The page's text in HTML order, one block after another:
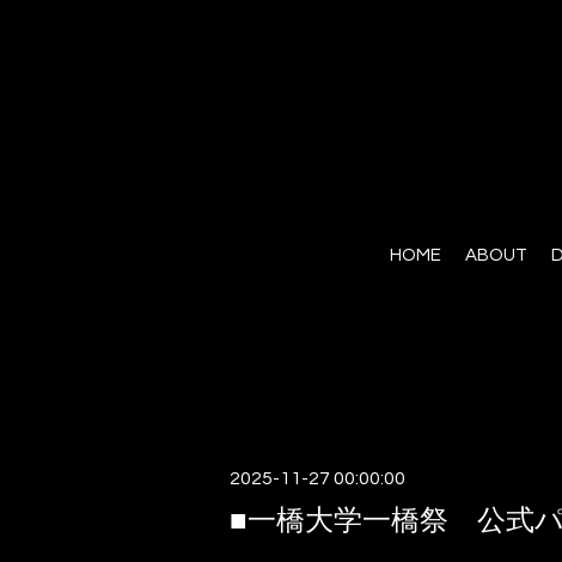
HOME ABOUT
2025-11-27 00:00:00
■一橋大学一橋祭 公式パ